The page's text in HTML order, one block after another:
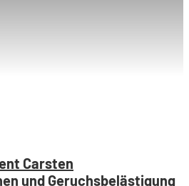
Carsten
und Geruchsbelästigung